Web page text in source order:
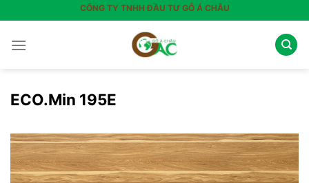
to
content
CÔNG TY TNHH ĐẦU TƯ GỖ Á CHÂU
ECO.Min 195E